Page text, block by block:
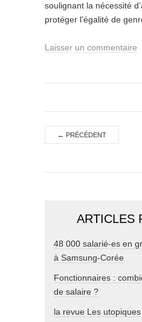
soulignant la nécessité
protéger l’égalité de
Laisser un commentaire
← PRÉCÉDENT
ARTICLES
48 000 salarié-es en
à Samsung-Corée
Fonctionnaires :
de salaire ?
la revue Les